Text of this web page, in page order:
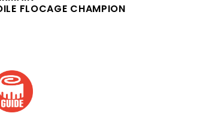
FLOCAGE CHAMPION